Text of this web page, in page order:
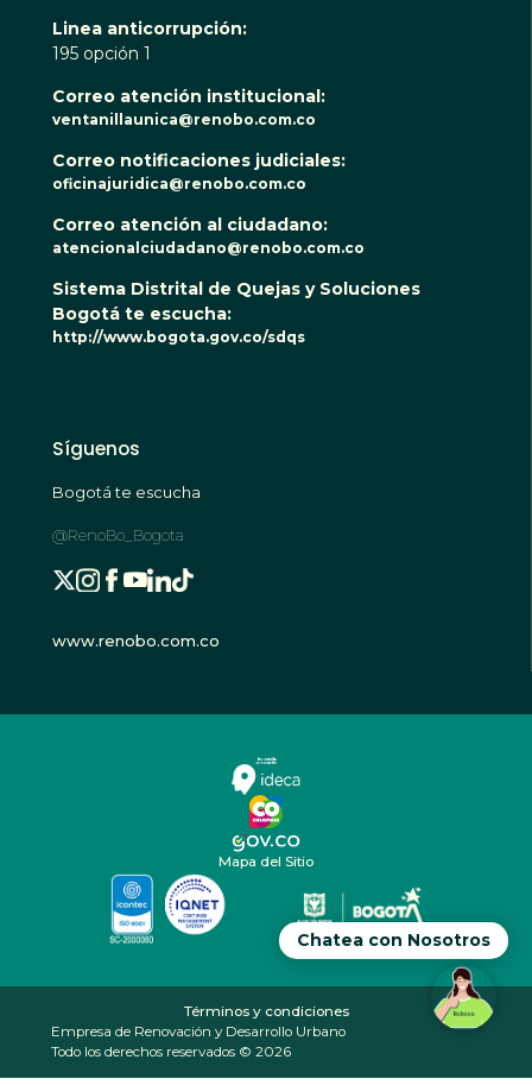
Chatea con Nosotros
Linea anticorrupción:
195 opción 1
Correo atención institucional:
ventanillaunica@renobo.com.co
Correo notificaciones judiciales:
oficinajuridica@renobo.com.co
Correo atención al ciudadano:
atencionalciudadano@renobo.com.co
Sistema Distrital de Quejas y Soluciones
Bogotá te escucha:
http://www.bogota.gov.co/sdqs
Síguenos
Bogotá te escucha
@RenoBo_Bogota
www.renobo.com.co
Mapa del Sitio
Términos y condiciones
Empresa de Renovación y Desarrollo Urbano
Todo los derechos reservados © 2026